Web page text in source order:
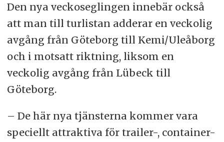
Den nya veckoseglingen innebär också
att man till turlistan adderar en veckolig
avgång från Göteborg till Kemi/Uleåborg
och i motsatt riktning, liksom en
veckolig avgång från Lübeck till
Göteborg.
– De här nya tjänsterna kommer vara
speciellt attraktiva för trailer-, container-